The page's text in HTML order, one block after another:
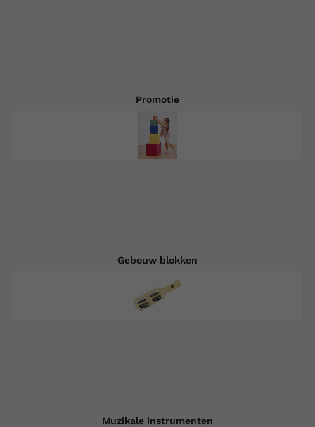
Promotie
Gebouw blokken
Muzikale instrumenten